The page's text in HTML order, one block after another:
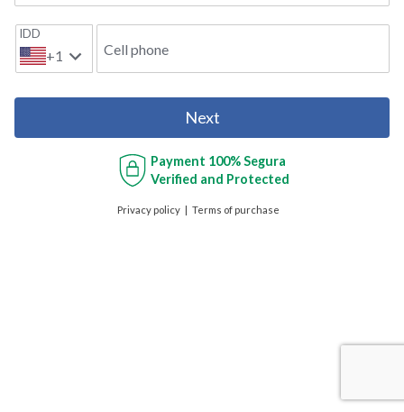
IDD
+1 Cell phone
Next
Payment 100% Segura
Verified and Protected
Privacy policy Terms of purchase